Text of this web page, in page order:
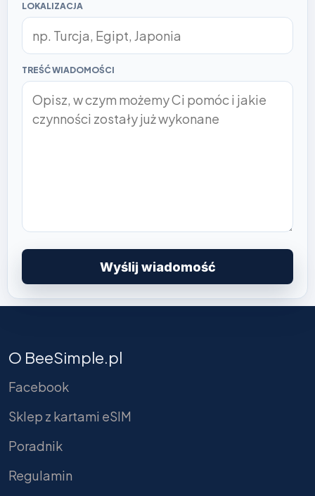
LOKALIZACJA
TREŚĆ WIADOMOŚCI
Wyślij wiadomość
O BeeSimple.pl
Facebook
Sklep z kartami eSIM
Poradnik
Regulamin